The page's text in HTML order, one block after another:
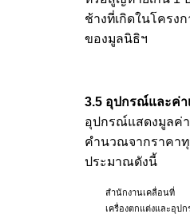
ช้างที่เกิดในโครง
ของมูลนิธิฯ
3.5 อุปกรณ์และค่า
อุปกรณ์แสดงมูลค่า
คำนวณจากราคาทุ
ประมาณดังนี้
สำนักงานเคลื่อนที่
เครื่องตกแต่งและอุป